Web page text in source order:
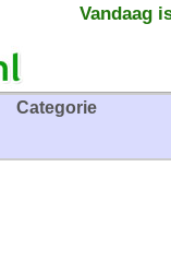
Vandaag
Categorie